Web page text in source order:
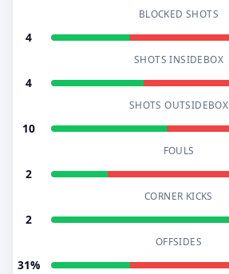
BLOCKED SHOTS
4
SHOTS INSIDEBOX
4
SHOTS OUTSIDEBOX
10
FOULS
2
CORNER KICKS
2
OFFSIDES
31%